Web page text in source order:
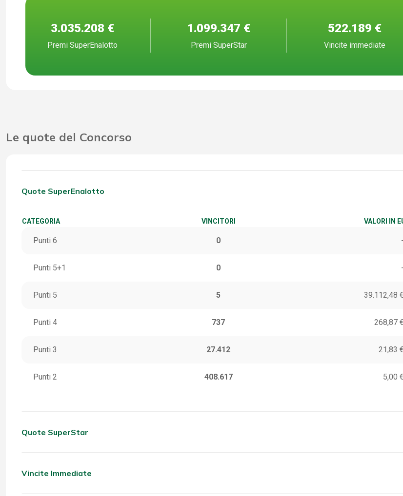
3.035.208 €
Premi SuperEnalotto
1.099.347 €
Premi SuperStar
522.189 €
Vincite immediate
Le quote del Concorso
Quote SuperEnalotto
CATEGORIA VINCITORI VALORI IN
Punti 6 0 -
Punti 5+1 0 -
Punti 5 5 39.112,48 €
Punti 4 737 268,87 €
Punti 3 27.412 21,83 €
Punti 2 408.617 5,00 €
Quote SuperStar
5 Stella
Vincite Immediate